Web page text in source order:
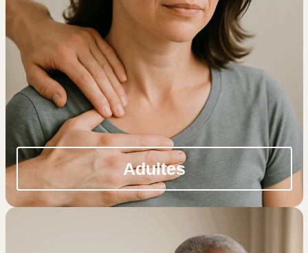
Adultes